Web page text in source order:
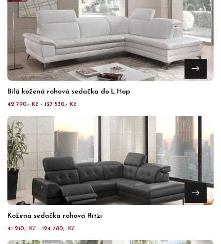
Bílá kožená rohová sedačka do L Hop
42 790,- Kč - 127 530,- Kč
Kožená sedačka rohová Ritzi
41 210,- Kč - 124 780,- Kč